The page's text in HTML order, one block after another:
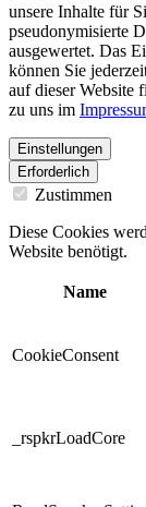
unsere Inhalte für
pseudonymisierte
ausgewertet. Das
können Sie
auf dieser Website
zu uns im
Einstellungen
Erforderlich
Zustimmen
Diese Cookies
Website benötigt.
Name
CookieConsent
_rspkrLoadCore